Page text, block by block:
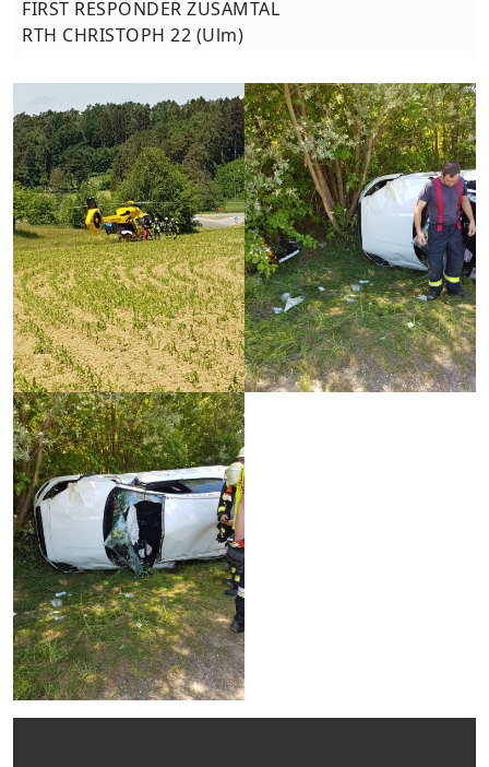
FIRST RESPONDER ZUSAMTAL
RTH CHRISTOPH 22 (Ulm)